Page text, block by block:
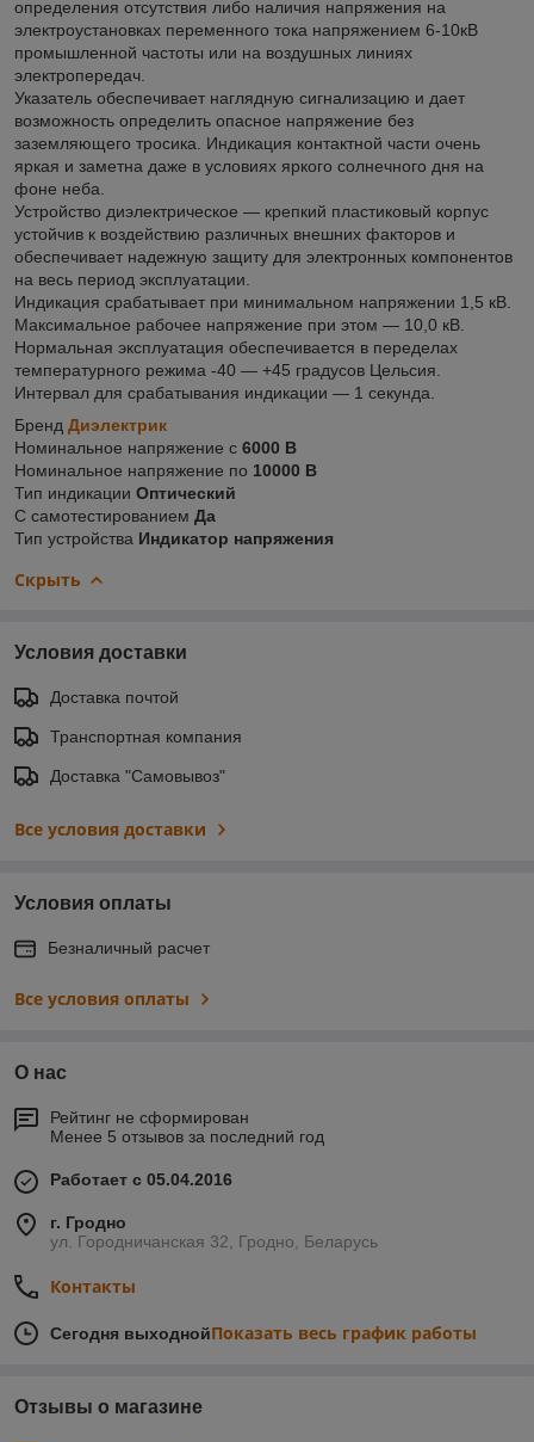
определения отсутствия либо наличия напряжения на
электроустановках переменного тока напряжением 6-10кВ
промышленной частоты или на воздушных линиях
электропередач.
Указатель обеспечивает наглядную сигнализацию и дает
возможность определить опасное напряжение без
заземляющего тросика. Индикация контактной части очень
яркая и заметна даже в условиях яркого солнечного дня на
фоне неба.
Устройство диэлектрическое — крепкий пластиковый корпус
устойчив к воздействию различных внешних факторов и
обеспечивает надежную защиту для электронных компонентов
на весь период эксплуатации.
Индикация срабатывает при минимальном напряжении 1,5 кВ.
Максимальное рабочее напряжение при этом — 10,0 кВ.
Нормальная эксплуатация обеспечивается в переделах
температурного режима -40 — +45 градусов Цельсия.
Интервал для срабатывания индикации — 1 секунда.
Бренд Диэлектрик
Номинальное напряжение с 6000 В
Номинальное напряжение по 10000 В
Тип индикации Оптический
С самотестированием Да
Тип устройства Индикатор напряжения
Скрыть
Условия доставки
Доставка почтой
Транспортная компания
Доставка "Самовывоз"
Все условия доставки
Условия оплаты
Безналичный расчет
Все условия оплаты
О нас
Рейтинг не сформирован
Менее 5 отзывов за последний год
Работает с 05.04.2016
г. Гродно
ул. Городничанская 32, Гродно, Беларусь
Контакты
Сегодня выходнойПоказать весь график работы
Отзывы о магазине